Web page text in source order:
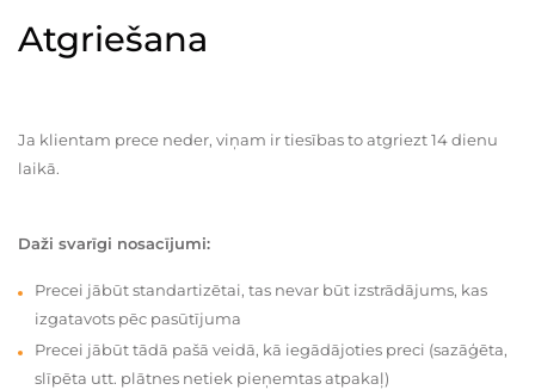
Atgriešana
Ja klientam prece neder, viņam ir tiesības to atgriezt 14 dienu
laikā.
Daži svarīgi nosacījumi:
Precei jābūt standartizētai, tas nevar būt izstrādājums, kas
izgatavots pēc pasūtījuma
Precei jābūt tādā pašā veidā, kā iegādājoties preci (sazāģēta,
slīpēta utt. plātnes netiek pieņemtas atpakaļ)